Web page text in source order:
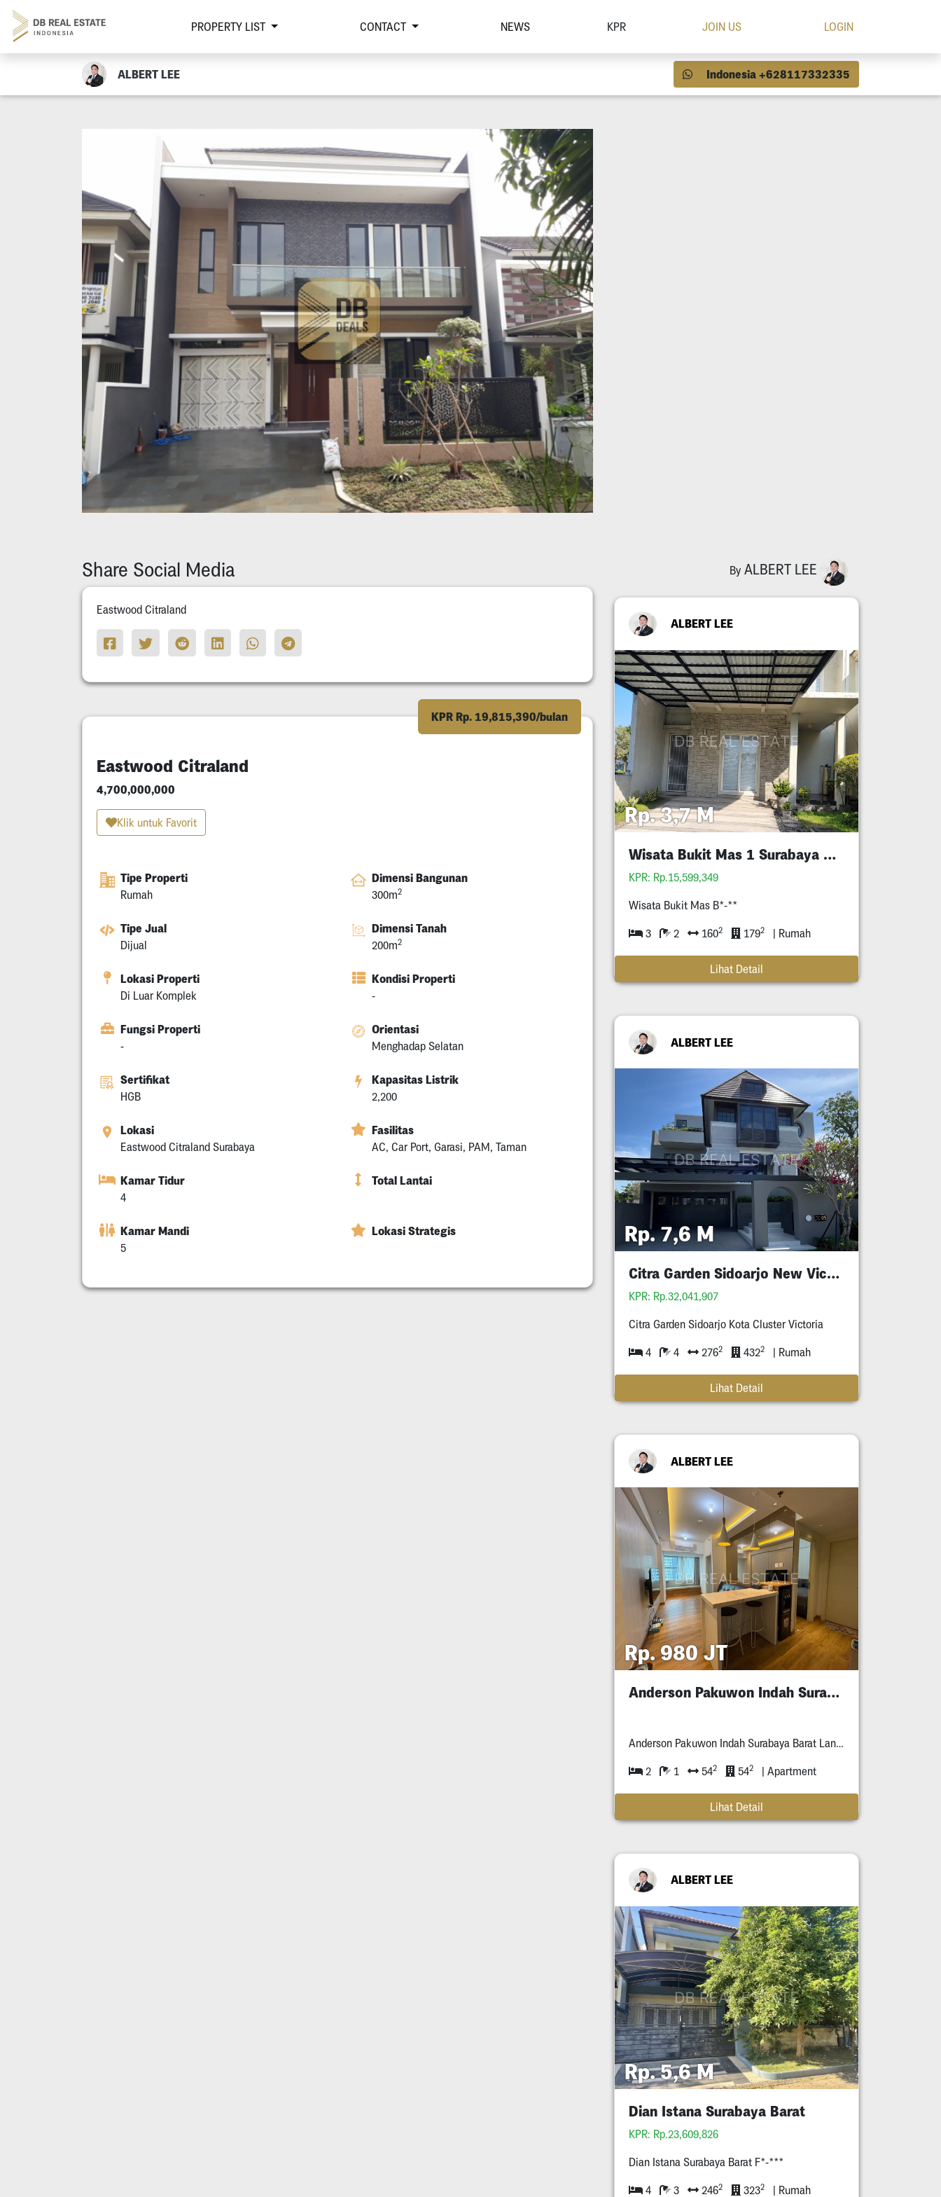
PROPERTY LIST CONTACT NEWS KPR JOIN US LOGIN
ALBERT LEE Indonesia +628117332335
Share Social Media
Eastwood Citraland
KPR Rp. 19,815,390/bulan
Eastwood Citraland
4,700,000,000
Klik untuk Favorit
Tipe Properti
Rumah
Dimensi Bangunan
300m2
Tipe Jual
Dijual
Dimensi Tanah
200m2
Lokasi Properti
Di Luar Komplek
Kondisi Properti
-
Fungsi Properti
-
Orientasi
Menghadap Selatan
Sertifikat
HGB
Kapasitas Listrik
2,200
Lokasi
Eastwood Citraland Surabaya
Fasilitas
AC, Car Port, Garasi, PAM, Taman
Kamar Tidur
4
Total Lantai
Kamar Mandi
5
Lokasi Strategis
By ALBERT LEE
ALBERT LEE
Rp. 3,7 M
Wisata Bukit Mas 1 Surabaya Barat
KPR: Rp.15,599,349
Wisata Bukit Mas B*-**
3 2 1602 1792 | Rumah
Lihat Detail
ALBERT LEE
Rp. 7,6 M
Citra Garden Sidoarjo New Victoria
KPR: Rp.32,041,907
Citra Garden Sidoarjo Kota Cluster Victoria
4 4 2762 4322 | Rumah
Lihat Detail
ALBERT LEE
Rp. 980 JT
Anderson Pakuwon Indah Surabaya Murah
2 1 542 542 | Apartment
Lihat Detail
ALBERT LEE
Rp. 5,6 M
Dian Istana Surabaya Barat
KPR: Rp.23,609,826
Dian Istana Surabaya Barat F*-***
4 3 2462 3232 | Rumah